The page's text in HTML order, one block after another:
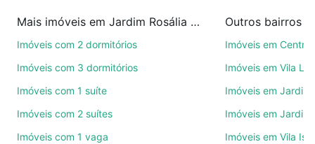
de imóveis.
ruas, bairros e até condomínios favoritos. Você
também pode usar os filtros como quantidade de
quartos, suítes, com ou sem vaga de garagem para
Mais imóveis em Jardim Rosália Alcolea
Imóveis com 2 dormitórios
Imóveis com 3 dormitórios
Imóveis com 1 suíte
Imóveis com 2 suítes
Imóveis com 1 vaga
Outros bairros
Imóveis em Centro
Imóveis em Vila
Imóveis em Jardim
Imóveis em Jardim
Imóveis em Vila